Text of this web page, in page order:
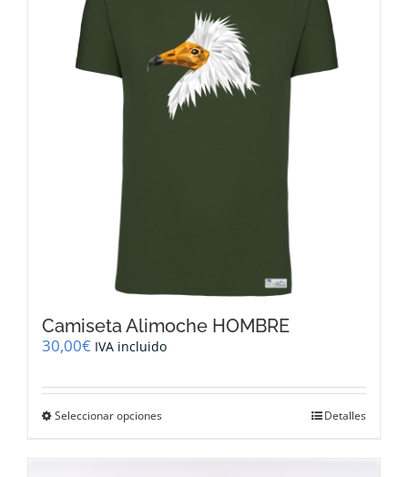
opciones
pueden
elegir
en
la
página
Camiseta Alimoche HOMBRE
30,00€ IVA incluido
Seleccionar opciones Detalles